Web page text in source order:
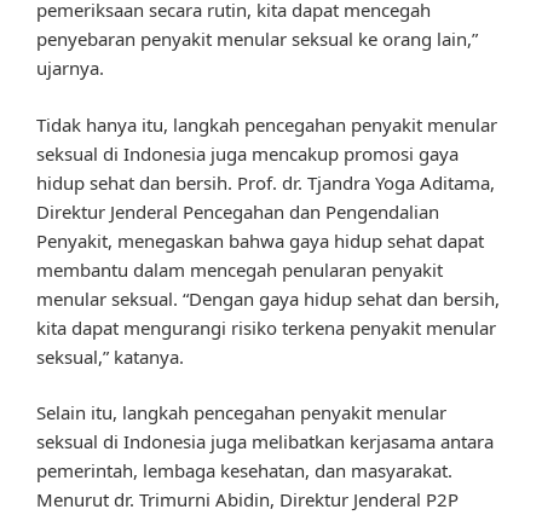
pemeriksaan secara rutin, kita dapat mencegah
penyebaran penyakit menular seksual ke orang lain,”
ujarnya.
Tidak hanya itu, langkah pencegahan penyakit menular
seksual di Indonesia juga mencakup promosi gaya
hidup sehat dan bersih. Prof. dr. Tjandra Yoga Aditama,
Direktur Jenderal Pencegahan dan Pengendalian
Penyakit, menegaskan bahwa gaya hidup sehat dapat
membantu dalam mencegah penularan penyakit
menular seksual. “Dengan gaya hidup sehat dan bersih,
kita dapat mengurangi risiko terkena penyakit menular
seksual,” katanya.
Selain itu, langkah pencegahan penyakit menular
seksual di Indonesia juga melibatkan kerjasama antara
pemerintah, lembaga kesehatan, dan masyarakat.
Menurut dr. Trimurni Abidin, Direktur Jenderal P2P